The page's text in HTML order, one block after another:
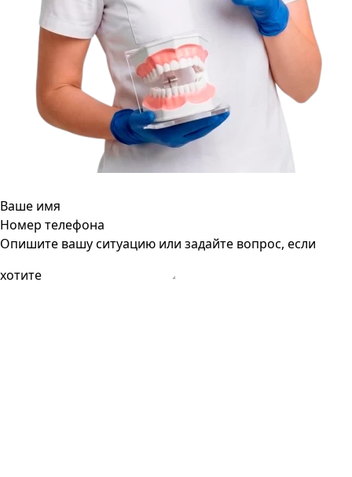
Ваше имя
Номер телефона
Опишите вашу ситуацию или задайте вопрос, если
хотите